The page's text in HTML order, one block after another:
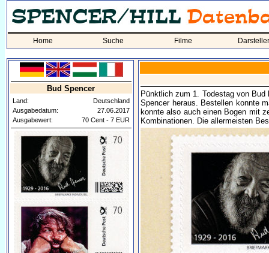
Home Suche Filme Darsteller
Bud Spencer
Land:
Deutschland
Ausgabedatum:
27.06.2017
Ausgabewert:
70 Cent - 7 EUR
Pünktlich zum 1. Todestag von
Spencer heraus. Bestellen konnte
konnte also auch einen Bogen mit
Kombinationen. Die allermeisten